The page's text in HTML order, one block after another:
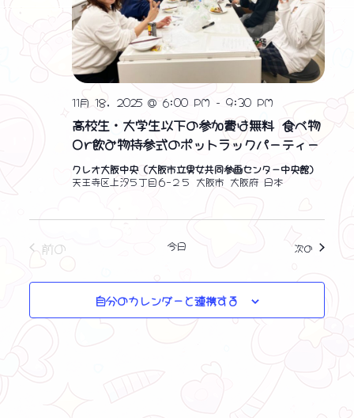
高校生・大学生以下の参加費は無料 食べ物
Or飲み物持参式のポットラックパーティー
11月 18, 2025 @ 6:00 PM -9:30 PM
クレオ大阪中央（大阪市立男女共同参画センター中央館）
天王寺区上汐５丁目６−２５ 大阪市 大阪府 日本
前の 今日 次のイベント
自分のカレンダーと連携する